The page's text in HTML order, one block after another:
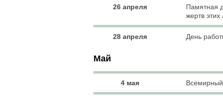
26 апреля
Памятная
жертв этих
28 апреля День
Май
4 мая